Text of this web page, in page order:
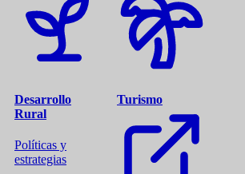
Desarrollo
Rural
Políticas y
estrategias
Turismo